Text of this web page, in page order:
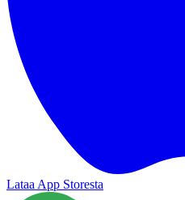
Lataa App Storesta